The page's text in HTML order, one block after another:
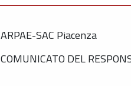
ARPAE-SAC Piacenza
COMUNICATO DEL